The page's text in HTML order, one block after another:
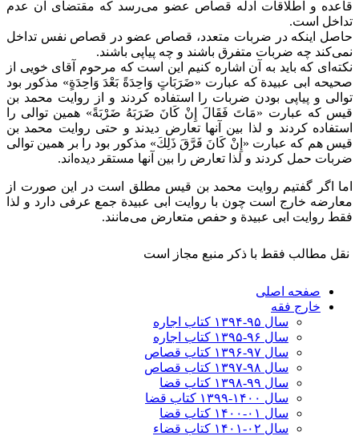
قاعده و اطلاقات ادله قصاص عضو می‌رسد که مقتضای آن عدم
تداخل است.
حاصل اینکه در ضربات متعدد، قصاص عضو در قصاص نفس تداخل
نمی‌کند چه ضربات متفرق باشند و چه پیاپی باشند.
نکته‌ای که باید به آن اشاره کنیم این است که مرحوم آقای خویی از
صحیحه ابی عبیدة که عبارت «ضَرَبَاتٍ وَاحِدَةً بَعْدَ وَاحِدَةٍ» مذکور بود
توالی و پیاپی بودن ضربات را استفاده کردند و از روایت محمد بن
قیس که عبارت «مَاتَ فَقَالَ إِنْ كَانَ ضَرَبَهُ ضَرْبَةً» همین توالی را
استفاده کردند و لذا بین آنها تعارض دیدند و حتی روایت محمد بن
قیس هم که عبارت «إِنْ كَانَ فَرَّقَ ذَلِكَ» مذکور بود را بر همین توالی
ضربات حمل کردند و لذا تعارض را بین آنها مستقر دیده‌اند.
اما اگر گفتیم روایت محمد بن قیس مطلق است در این صورت از
معارضه خارج است چون با روایت ابی عبیدة جمع عرفی دارد و لذا
فقط روایت ابی عبیدة و حفص متعارض می‌مانند.
نقل مطالب فقط با ذکر منبع مجاز است
صفحه اصلی
خارج فقه
سال ۹۵-۱۳۹۴ کتاب اجاره
سال ۹۶-۱۳۹۵ کتاب اجاره
سال ۹۷-۱۳۹۶ کتاب قصاص
سال ۹۸-۱۳۹۷ کتاب قصاص
سال ۹۹-۱۳۹۸‍ کتاب قضا
سال ۱۴۰۰-۱۳۹۹ کتاب قضا
سال ۰۱-۱۴۰۰ کتاب قضا
سال ۰۲-۱۴۰۱ کتاب قضاء